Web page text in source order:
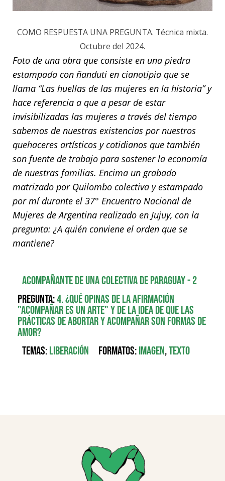
COMO RESPUESTA UNA PREGUNTA. Técnica mixta.
Octubre del 2024.
Foto de una obra que consiste en una piedra
estampada con ñanduti en cianotipia que se
llama “Las huellas de las mujeres en la historia” y
hace referencia a que a pesar de estar
invisibilizadas las mujeres a través del tiempo
sabemos de nuestras existencias por nuestros
quehaceres artísticos y cotidianos que también
son fuente de trabajo para sostener la economía
de nuestras familias. Encima un grabado
matrizado por Quilombo colectiva y estampado
por mí durante el 37° Encuentro Nacional de
Mujeres de Argentina realizado en Jujuy, con la
pregunta: ¿A quién conviene el orden que se
mantiene?
Acompañante de una colectiva de Paraguay - 2
Pregunta:4. ¿Qué opinas de la afirmación
"acompañar es un arte" y de la idea de que las
prácticas de abortar y acompañar son formas de
amor?
Temas:Liberación Formatos:Imagen,Texto